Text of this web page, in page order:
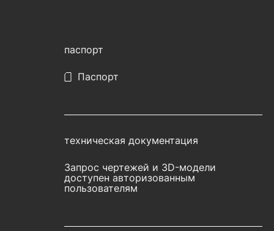
паспорт
Паспорт
техническая документация
Запрос чертежей и 3D-модели
доступен авторизованным
пользователям